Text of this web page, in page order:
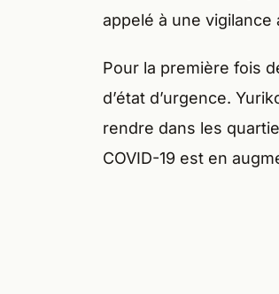
appelé à une vigilance
Pour la première fois
d’état d’urgence.
rendre dans les
COVID-19 est en